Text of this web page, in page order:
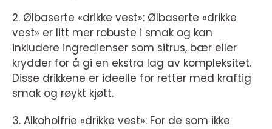
2. Ølbaserte «drikke vest»: Ølbaserte «drikke
vest» er litt mer robuste i smak og kan
inkludere ingredienser som sitrus, bær eller
krydder for å gi en ekstra lag av kompleksitet.
Disse drikkene er ideelle for retter med kraftig
smak og røykt kjøtt.
3. Alkoholfrie «drikke vest»: For de som ikke